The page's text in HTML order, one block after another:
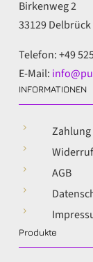
Birkenweg 2
33129 Delbrück
Telefon: +49
E-Mail:
INFORMATIONEN
5 Zahlung
5 Widerruf
5 AGB
5
5
Produkte